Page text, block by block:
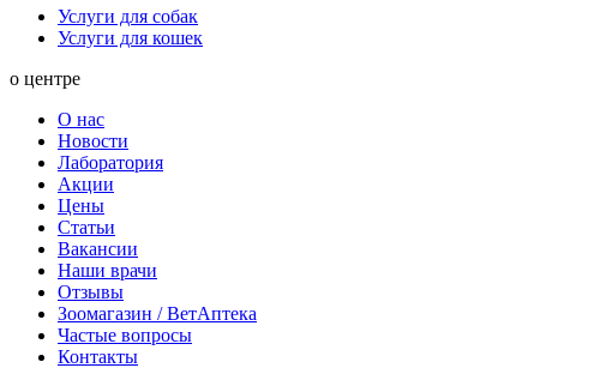
Услуги для собак
Услуги для кошек
о центре
О нас
Новости
Лаборатория
Акции
Цены
Статьи
Вакансии
Наши врачи
Отзывы
Зоомагазин / ВетАптека
Частые вопросы
Контакты